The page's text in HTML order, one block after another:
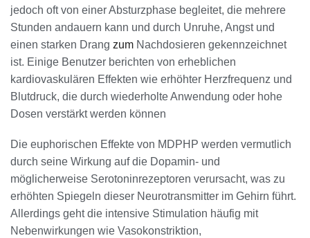
jedoch oft von einer Absturzphase begleitet, die mehrere
Stunden andauern kann und durch Unruhe, Angst und
einen starken Drang zum Nachdosieren gekennzeichnet
ist. Einige Benutzer berichten von erheblichen
kardiovaskulären Effekten wie erhöhter Herzfrequenz und
Blutdruck, die durch wiederholte Anwendung oder hohe
Dosen verstärkt werden können
Die euphorischen Effekte von MDPHP werden vermutlich
durch seine Wirkung auf die Dopamin- und
möglicherweise Serotoninrezeptoren verursacht, was zu
erhöhten Spiegeln dieser Neurotransmitter im Gehirn führt.
Allerdings geht die intensive Stimulation häufig mit
Nebenwirkungen wie Vasokonstriktion,